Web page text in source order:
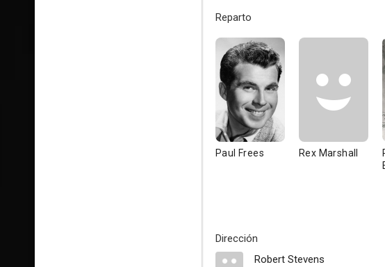
Reparto
Paul Frees Rex Marshall
Dirección
Robert Stevens